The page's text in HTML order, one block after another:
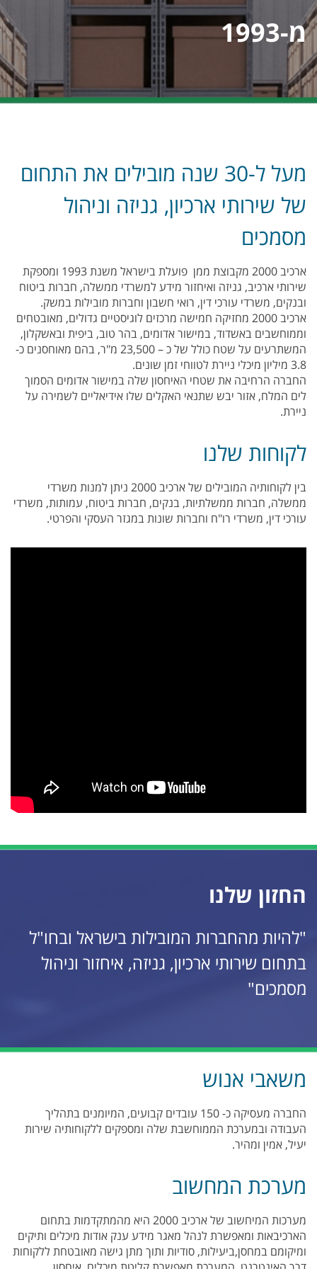
מ-1993
מעל ל-30 שנה מובילים את התחום
של שירותי ארכיון, גניזה וניהול
מסמכים
ארכיב 2000 מקבוצת ממן פועלת בישראל משנת 1993 ומספקת
שירותי ארכיב, גניזה ואיחזור מידע למשרדי ממשלה, חברות ביטוח
ובנקים, משרדי עורכי דין, רואי חשבון וחברות מובילות במשק.
ארכיב 2000 מחזיקה חמישה מרכזים לוגיסטיים גדולים, מאובטחים
וממוחשבים באשדוד, במישור אדומים, בהר טוב, ביפית ובאשקלון,
המשתרעים על שטח כולל של כ – 23,500 מ"ר, בהם מאוחסנים כ-
3.8 מיליון מיכלי ניירת לטווחי זמן שונים.
החברה הרחיבה את שטחי האיחסון שלה במישור אדומים הסמוך
לים המלח, אזור יבש שתנאי האקלים שלו אידיאליים לשמירה על
ניירת.
לקוחות שלנו
בין לקוחותיה המובילים של ארכיב 2000 ניתן למנות משרדי
ממשלה, חברות ממשלתיות, בנקים, חברות ביטוח, עמותות, משרדי
עורכי דין, משרדי רו"ח וחברות שונות במגזר העסקי והפרטי.
החזון שלנו
"להיות מהחברות המובילות בישראל ובחו"ל
בתחום שירותי ארכיון, גניזה, איחזור וניהול
מסמכים"
משאבי אנוש
החברה מעסיקה כ- 150 עובדים קבועים, המיומנים בתהליך
העבודה ובמערכת הממוחשבת שלה ומספקים ללקוחותיה שירות
יעיל, אמין ומהיר.
מערכת המחשוב
מערכות המיחשוב של ארכיב 2000 היא מהמתקדמות בתחום
הארכיבאות ומאפשרת לנהל מאגר מידע ענק אודות מיכלים ותיקים
ומיקומם במחסן,ביעילות, סודיות ותוך מתן גישה מאובטחת ללקוחות